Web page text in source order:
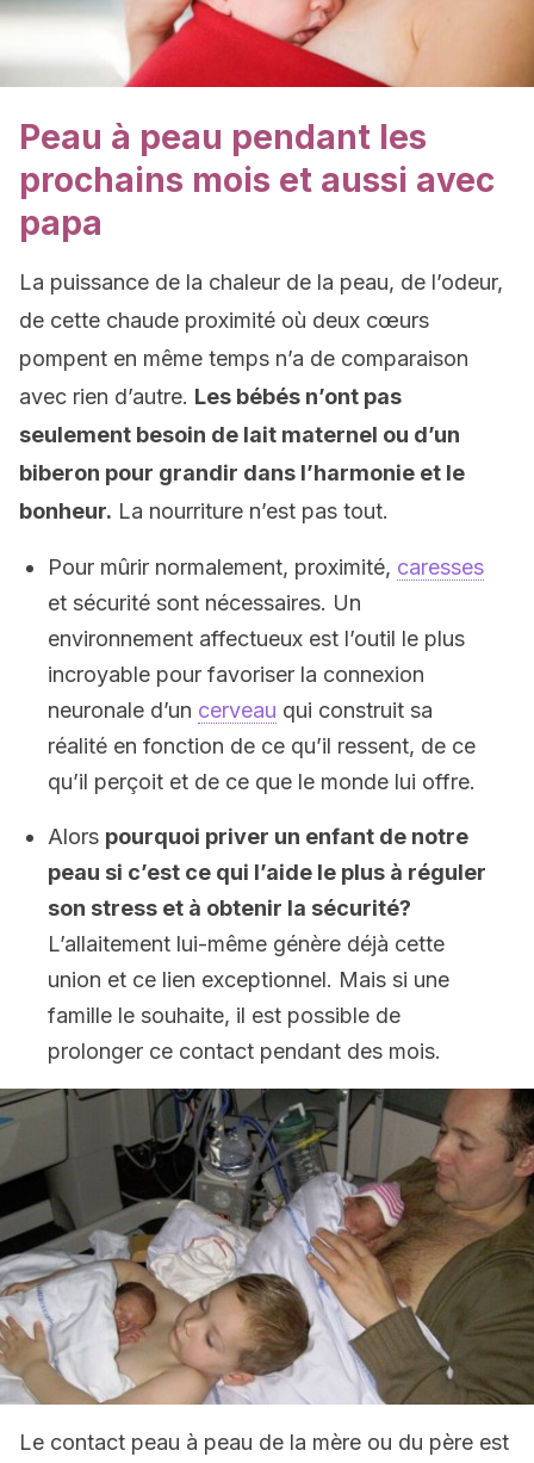
Peau à peau pendant les
prochains mois et aussi avec
papa
La puissance de la chaleur de la peau, de l’odeur,
de cette chaude proximité où deux cœurs
pompent en même temps n’a de comparaison
avec rien d’autre. Les bébés n’ont pas
seulement besoin de lait maternel ou d’un
biberon pour grandir dans l’harmonie et le
bonheur. La nourriture n’est pas tout.
Pour mûrir normalement, proximité, caresses
et sécurité sont nécessaires. Un
environnement affectueux est l’outil le plus
incroyable pour favoriser la connexion
neuronale d’un cerveau qui construit sa
réalité en fonction de ce qu’il ressent, de ce
qu’il perçoit et de ce que le monde lui offre.
Alors pourquoi priver un enfant de notre
peau si c’est ce qui l’aide le plus à réguler
son stress et à obtenir la sécurité?
L’allaitement lui-même génère déjà cette
union et ce lien exceptionnel. Mais si une
famille le souhaite, il est possible de
prolonger ce contact pendant des mois.
Le contact peau à peau de la mère ou du père est